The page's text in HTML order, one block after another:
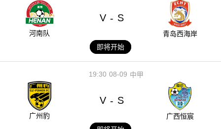
河南队
V - S
青岛西海岸
即将开始
08-09
19:30 中甲
广州豹
V - S
广西恒宸